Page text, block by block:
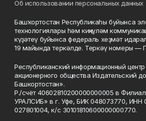
Об использовании персональных данных
Башҡортостан Республикаһы буйынса
технологиялары һәм киңкүләм
күҙәтеү буйынса федераль хеҙмәт
19 майында теркәлде. Теркәү номеры —
Республиканский информационный
акционерного общества Издательский
Башкортостан».
Р./счёт 40602810200000000005 в
УРАЛСИБ» в г. Уфе, БИК 048073770, ИНН
027801004, к/с 30101810600000000770.